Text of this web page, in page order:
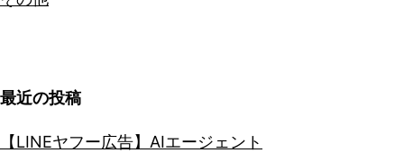
最近の投稿
【LINEヤフー広告】AIエージェント